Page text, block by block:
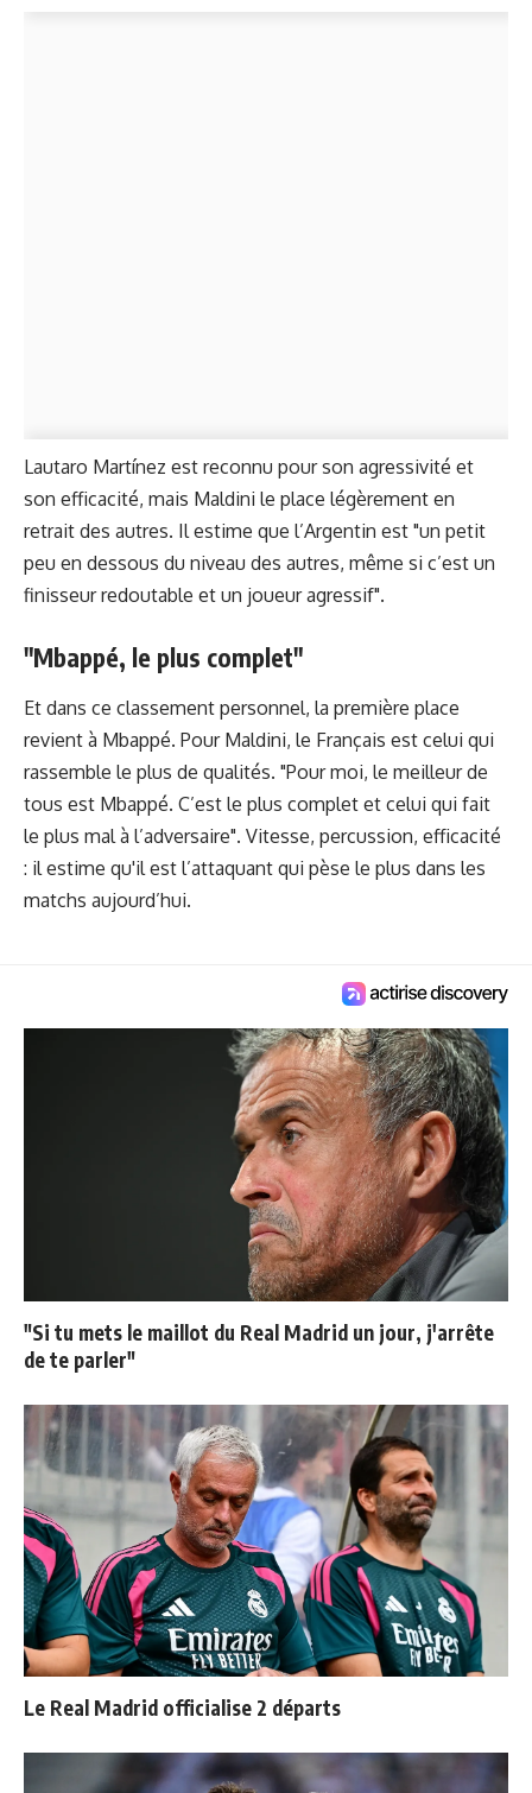
Lautaro Martínez est reconnu pour son agressivité et
son efficacité, mais Maldini le place légèrement en
retrait des autres. Il estime que l’Argentin est "un petit
peu en dessous du niveau des autres, même si c’est un
finisseur redoutable et un joueur agressif".
"Mbappé, le plus complet"
Et dans ce classement personnel, la première place
revient à Mbappé. Pour Maldini, le Français est celui qui
rassemble le plus de qualités. "Pour moi, le meilleur de
tous est Mbappé. C’est le plus complet et celui qui fait
le plus mal à l’adversaire". Vitesse, percussion, efficacité
: il estime qu'il est l’attaquant qui pèse le plus dans les
matchs aujourd’hui.
"Si tu mets le maillot du Real Madrid un jour, j'arrête
de te parler"
Le Real Madrid officialise 2 départs